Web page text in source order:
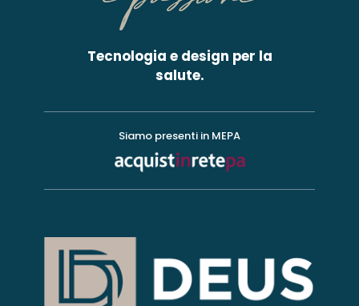
Tecnologia e design per la
salute.
Siamo presenti in MEPA